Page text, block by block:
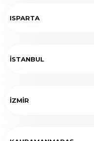
ISPARTA
İSTANBUL
İZMİR